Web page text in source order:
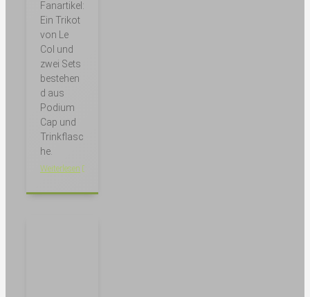
Fanartikel:
Ein Trikot
von Le
Col und
zwei Sets
bestehen
d aus
Podium
Cap und
Trinkflasc
he.
Weiterlesen